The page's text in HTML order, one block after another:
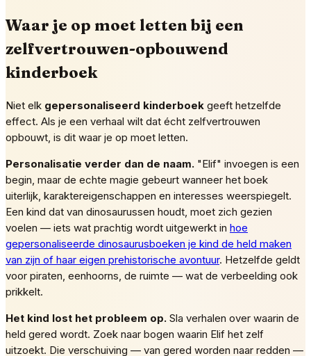
Waar je op moet letten bij een
zelfvertrouwen-opbouwend
kinderboek
Niet elk gepersonaliseerd kinderboek geeft hetzelfde
effect. Als je een verhaal wilt dat écht zelfvertrouwen
opbouwt, is dit waar je op moet letten.
Personalisatie verder dan de naam. "Elif" invoegen is een
begin, maar de echte magie gebeurt wanneer het boek
uiterlijk, karaktereigenschappen en interesses weerspiegelt.
Een kind dat van dinosaurussen houdt, moet zich gezien
voelen — iets wat prachtig wordt uitgewerkt in hoe
gepersonaliseerde dinosaurusboeken je kind de held maken
van zijn of haar eigen prehistorische avontuur. Hetzelfde geldt
voor piraten, eenhoorns, de ruimte — wat de verbeelding ook
prikkelt.
Het kind lost het probleem op. Sla verhalen over waarin de
held gered wordt. Zoek naar bogen waarin Elif het zelf
uitzoekt. Die verschuiving — van gered worden naar redden —